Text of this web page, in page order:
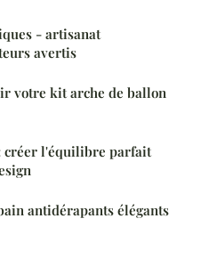
- artisanat
avertis
votre kit arche de ballon
créer l'équilibre parfait
antidérapants élégants